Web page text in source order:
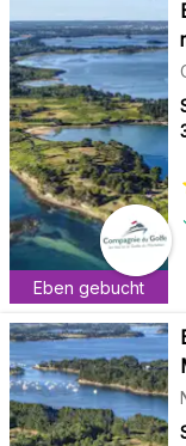
Eben gebucht